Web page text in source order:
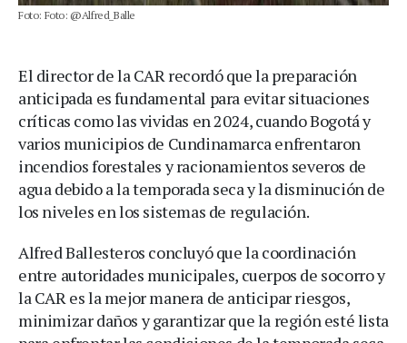
Foto: Foto: @Alfred_Balle
El director de la CAR recordó que la preparación
anticipada es fundamental para evitar situaciones
críticas como las vividas en 2024, cuando Bogotá y
varios municipios de Cundinamarca enfrentaron
incendios forestales y racionamientos severos de
agua debido a la temporada seca y la disminución de
los niveles en los sistemas de regulación.
Alfred Ballesteros concluyó que la coordinación
entre autoridades municipales, cuerpos de socorro y
la CAR es la mejor manera de anticipar riesgos,
minimizar daños y garantizar que la región esté lista